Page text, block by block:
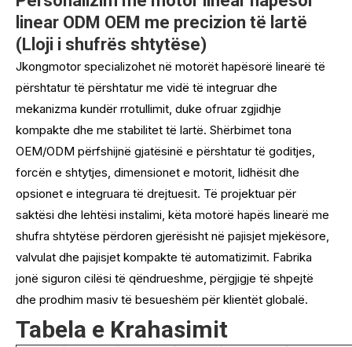
linear ODM OEM me precizion të lartë
(Lloji i shufrës shtytëse)
Jkongmotor specializohet në motorët hapësorë linearë të
përshtatur të përshtatur me vidë të integruar dhe
mekanizma kundër rrotullimit, duke ofruar zgjidhje
kompakte dhe me stabilitet të lartë. Shërbimet tona
OEM/ODM përfshijnë gjatësinë e përshtatur të goditjes,
forcën e shtytjes, dimensionet e motorit, lidhësit dhe
opsionet e integruara të drejtuesit. Të projektuar për
saktësi dhe lehtësi instalimi, këta motorë hapës linearë me
shufra shtytëse përdoren gjerësisht në pajisjet mjekësore,
valvulat dhe pajisjet kompakte të automatizimit. Fabrika
jonë siguron cilësi të qëndrueshme, përgjigje të shpejtë
dhe prodhim masiv të besueshëm për klientët globalë.
Tabela e Krahasimit